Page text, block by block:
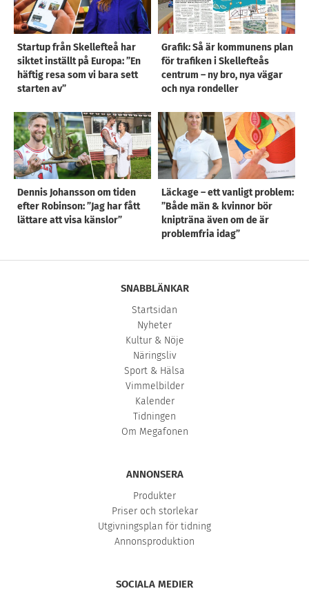
Startup från Skellefteå har
siktet inställt på Europa: ”En
häftig resa som vi bara sett
starten av”
Grafik: Så är kommunens plan
för trafiken i Skellefteås
centrum – ny bro, nya vägar
och nya rondeller
Dennis Johansson om tiden
efter Robinson: ”Jag har fått
lättare att visa känslor”
Läckage – ett vanligt problem:
”Både män & kvinnor bör
knipträna även om de är
problemfria idag”
SNABBLÄNKAR
Startsidan
Nyheter
Kultur & Nöje
Näringsliv
Sport & Hälsa
Vimmelbilder
Kalender
Tidningen
Om Megafonen
ANNONSERA
Produkter
Priser och storlekar
Utgivningsplan för tidning
Annonsproduktion
SOCIALA MEDIER